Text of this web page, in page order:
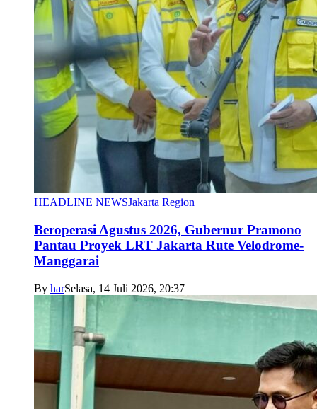
HEADLINE NEWSJakarta Region
Beroperasi Agustus 2026, Gubernur Pramono
Pantau Proyek LRT Jakarta Rute Velodrome-
Manggarai
By harSelasa, 14 Juli 2026, 20:37